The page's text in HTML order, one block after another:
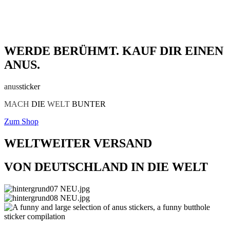
WERDE BERÜHMT. KAUF DIR EINEN
ANUS.
anussticker
MACH DIE WELT BUNTER
Zum Shop
WELTWEITER VERSAND
VON DEUTSCHLAND IN DIE WELT